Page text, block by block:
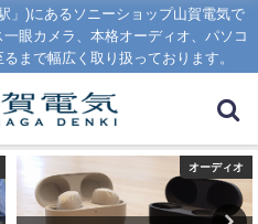
」)にあるソニーショップ山賀電気で
眼カメラ、本格オーディオ、パソコ
まで幅広く取り扱っております。
PC